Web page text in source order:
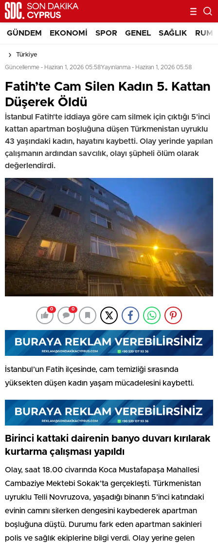
GÜNDEM EKONOMI SPOR GENEL SAĞLIK RUM
Türkiye
Güncellenme - Haziran 1, 2026 05:58Yayınlanma - Haziran 1, 2026 05:58
Fatih’te Cam Silen Kadın 5. Kattan
Düşerek Öldü
İstanbul Fatih'te iddiaya göre cam silmek için çıktığı 5'inci
kattan apartman boşluğuna düşen Türkmenistan uyruklu
43 yaşındaki kadın, hayatını kaybetti. Olay yerinde yapılan
çalışmanın ardından savcılık, olayı şüpheli ölüm olarak
değerlendirdi.
0 0
İstanbul’un Fatih ilçesinde, cam temizliği sırasında
yüksekten düşen kadın yaşam mücadelesini kaybetti.
Birinci kattaki dairenin banyo duvarı kırılarak
kurtarma çalışması yapıldı
Olay, saat 18.00 civarında Koca Mustafapaşa Mahallesi
Cambaziye Mektebi Sokak’ta gerçekleşti. Türkmenistan
uyruklu Telli Novruzova, yaşadığı binanın 5’inci katındaki
evinin camını silerken dengesini kaybederek apartman
boşluğuna düştü. Durumu fark eden apartman sakinleri
polis ve sağlık ekiplerine bilgi verdi. Olay yerine gelen